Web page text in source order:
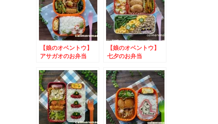
【娘のオベントウ】
アサガオのお弁当
【娘のオベントウ】
七夕のお弁当